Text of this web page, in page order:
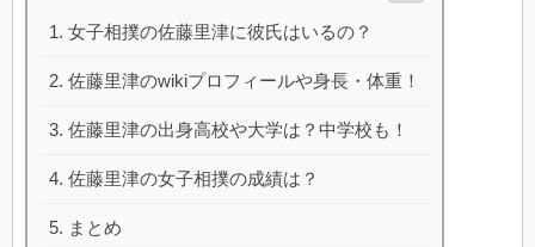
女子相撲の佐藤里津に彼氏はいるの？
佐藤里津のwikiプロフィールや身長・体重！
佐藤里津の出身高校や大学は？中学校も！
佐藤里津の女子相撲の成績は？
まとめ